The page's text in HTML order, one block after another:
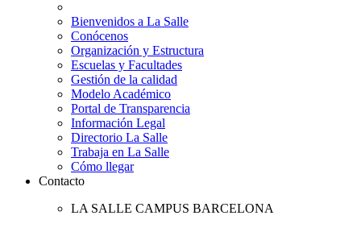
Bienvenidos a La Salle
Conócenos
Organización y Estructura
Escuelas y Facultades
Gestión de la calidad
Modelo Académico
Portal de Transparencia
Información Legal
Directorio La Salle
Trabaja en La Salle
Cómo llegar
Contacto
LA SALLE CAMPUS BARCELONA